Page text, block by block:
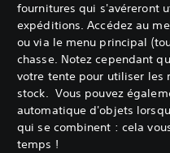
fournitures qui s'avéreront
expéditions. Accédez au
ou via le menu principal
chasse. Notez cependant
votre tente pour utiliser les
stock. Vous pouvez
automatique d'objets
qui se combinent : cela
temps !